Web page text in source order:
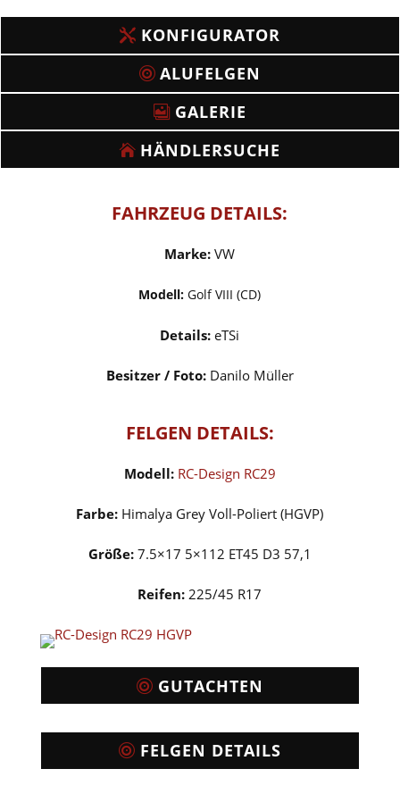
KONFIGURATOR
ALUFELGEN
GALERIE
HÄNDLERSUCHE
FAHRZEUG DETAILS:
Marke: VW
Modell: Golf VIII (CD)
Details: eTSi
Besitzer / Foto:Danilo Müller
FELGEN DETAILS:
Modell: RC-Design RC29
Farbe: Himalya Grey Voll-Poliert (HGVP)
Größe: 7.5×17 5×112 ET45 D3 57,1
Reifen:225/45 R17
GUTACHTEN
FELGEN DETAILS